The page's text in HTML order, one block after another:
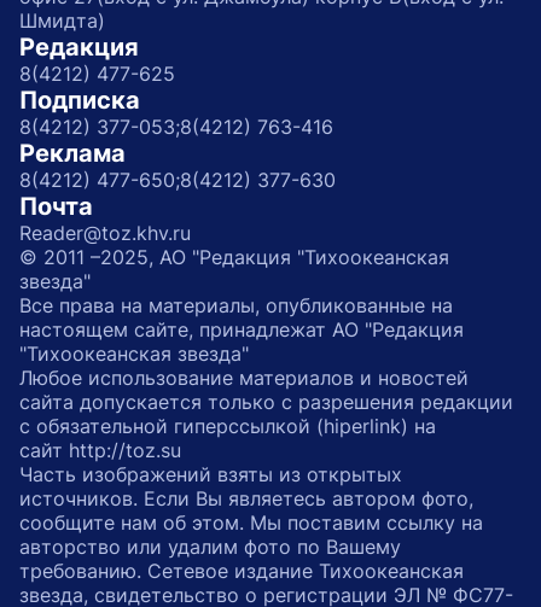
Шмидта)
Редакция
8(4212) 477-625
Подписка
8(4212) 377-053;8(4212) 763-416
Реклама
8(4212) 477-650;8(4212) 377-630
Почта
Reader@toz.khv.ru
© 2011 –2025, АО "Редакция "Тихоокеанская
звезда"
Все права на материалы, опубликованные на
настоящем сайте, принадлежат АО "Редакция
"Тихоокеанская звезда"
Любое использование материалов и новостей
сайта допускается только с разрешения редакции
с обязательной гиперссылкой (hiperlink) на
сайт http://toz.su
Часть изображений взяты из открытых
источников. Если Вы являетесь автором фото,
сообщите нам об этом. Мы поставим ссылку на
авторство или удалим фото по Вашему
требованию. Сетевое издание Тихоокеанская
звезда, свидетельство о регистрации ЭЛ № ФС77-